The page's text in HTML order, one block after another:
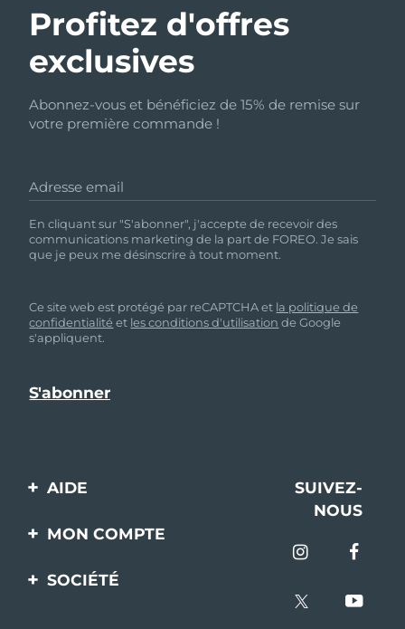
Profitez d'offres
exclusives
Abonnez-vous et bénéficiez de 15% de remise sur
votre première commande !
Adresse email
En cliquant sur "S'abonner", j'accepte de recevoir des
communications marketing de la part de FOREO. Je sais
que je peux me désinscrire à tout moment.
Ce site web est protégé par reCAPTCHA et la politique de
confidentialité et les conditions d'utilisation de Google
s'appliquent.
AIDE
Contactez-nous
livraisons
SUIVEZ-
NOUS
MON COMPTE
Enregistrement produit
SOCIÉTÉ